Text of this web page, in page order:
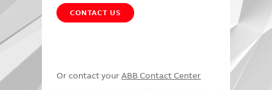
CONTACT US
Or contact your ABB Contact Center